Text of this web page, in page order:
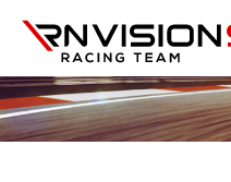
RN Vision STS